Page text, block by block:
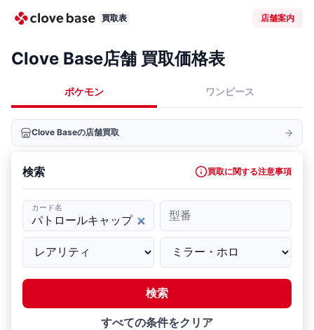
買取表 店舗案内
Clove Base店舗 買取価格表
ポケモン ワンピース
Clove Baseの店舗買取
検索 買取に関する注意事項
カード名
型番
検索
すべての条件をクリア